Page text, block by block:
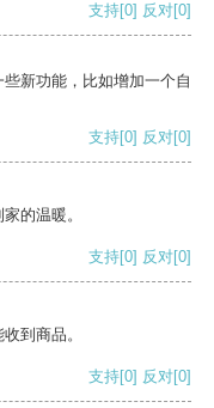
支持[0] 反对[0]
新功能，比如增加一个自
支持[0] 反对[0]
的温暖。
支持[0] 反对[0]
到商品。
支持[0] 反对[0]